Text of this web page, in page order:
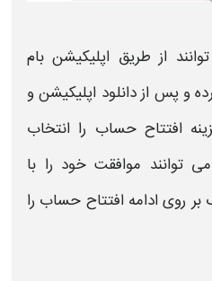
از طریق اپلیکیشن بام
و پس از دانلود اپلیکیشن و
افتتاح حساب را انتخاب
توانند موافقت خود را با
بر روی ادامه افتتاح حساب را